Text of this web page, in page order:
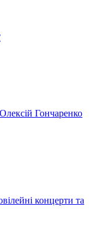
Гончаренко
концерти та